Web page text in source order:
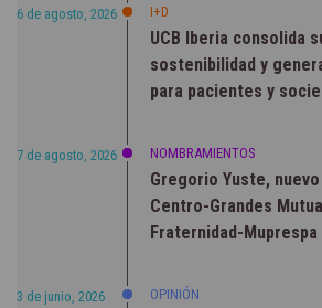
6 de agosto, 2026 I+D
UCB Iberia consolida
sostenibilidad y
para pacientes y
7 de agosto, 2026 NOMBRAMIENTOS
Gregorio Yuste,
Centro-Grandes
Fraternidad-Muprespa
3 de junio, 2026 OPINIÓN